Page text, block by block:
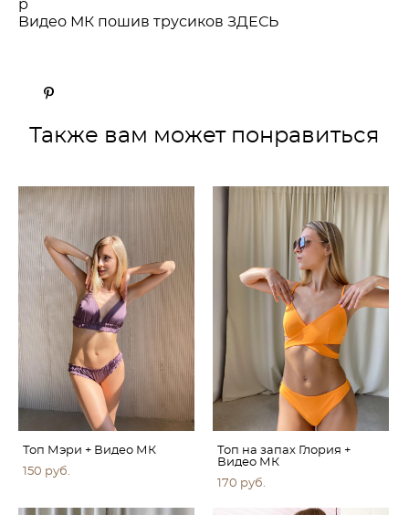
р
Видео МК пошив трусиков ЗДЕСЬ
Также вам может понравиться
Топ Мэри + Видео МК
150 pуб.
Топ на запах Глория +
Видео МК
170 pуб.